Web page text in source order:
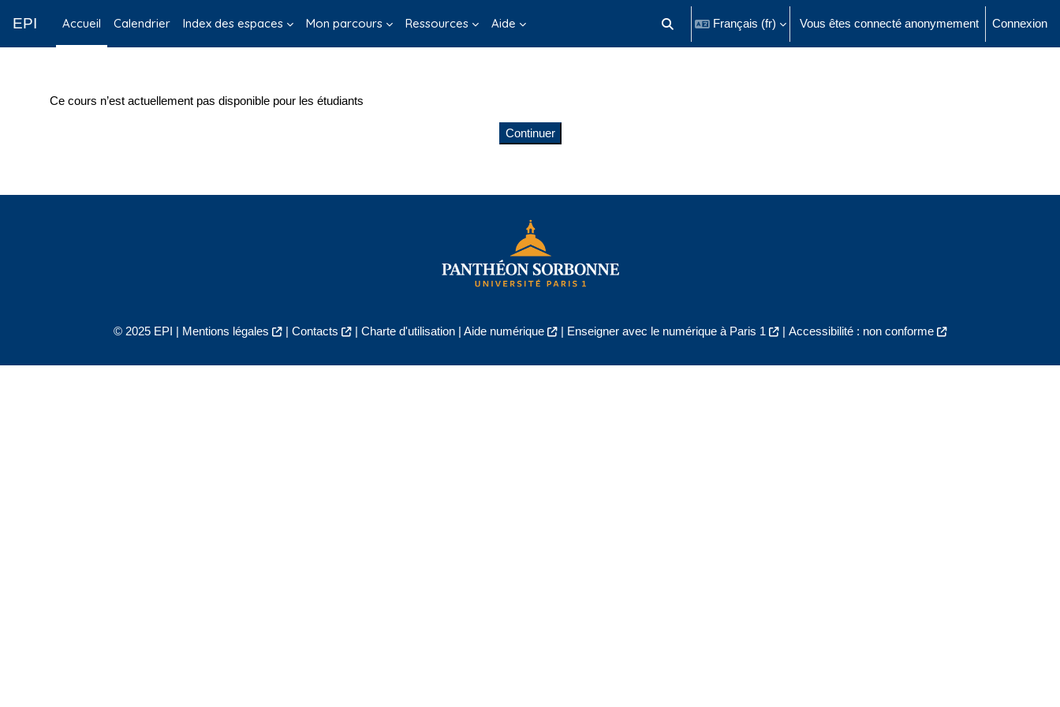
EPI Accueil Calendrier Index des espaces Mon parcours Ressources Aide Activer/désactiver la saisie de recherche
Français ‎(fr)‎ Vous êtes connecté anonymement Connexion
Ce cours n’est actuellement pas disponible pour les étudiants
Continuer
© 2025 EPI | Mentions légales | Contacts | Charte d'utilisation| Aide numérique | Enseigner avec le numérique à Paris 1 | Accessibilité : non conforme